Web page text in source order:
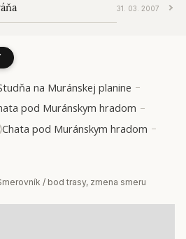
na Muránskej planine –
pod Muránskym hradom –
Chata pod Muránskym hradom –
/ bod trasy, zmena smeru
31. 03. 2007